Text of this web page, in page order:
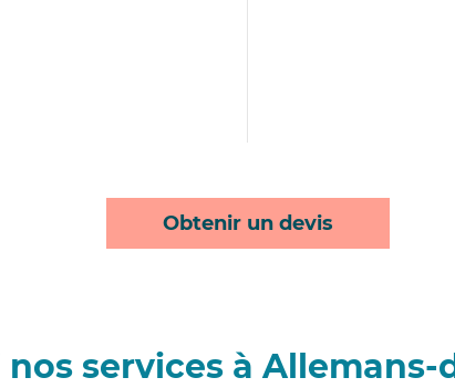
Obtenir un devis
nos services à